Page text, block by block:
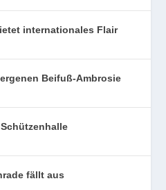
internationales Flair
Beifuß-Ambrosie
fällt aus